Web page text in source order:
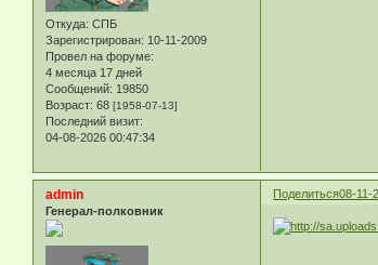
Откуда: СПБ
Зарегистрирован: 10-11-2009
Провел на форуме:
4 месяца 17 дней
Сообщений: 19850
Возраст: 68 [1958-07-13]
Последний визит:
04-08-2026 00:47:34
Поделиться08-11-
admin
Генерал-полковник